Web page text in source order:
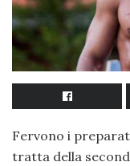
Fervono i
tratta della